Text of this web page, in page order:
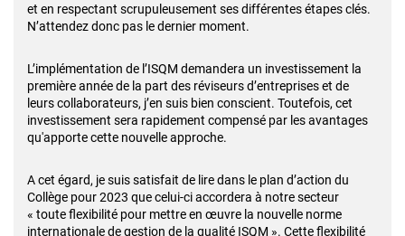
et en respectant scrupuleusement ses différentes étapes clés.
N’attendez donc pas le dernier moment.
L’implémentation de l’ISQM demandera un investissement la
première année de la part des réviseurs d’entreprises et de
leurs collaborateurs, j’en suis bien conscient. Toutefois, cet
investissement sera rapidement compensé par les avantages
qu'apporte cette nouvelle approche.
A cet égard, je suis satisfait de lire dans le plan d’action du
Collège pour 2023 que celui-ci accordera à notre secteur
« toute flexibilité pour mettre en œuvre la nouvelle norme
internationale de gestion de la qualité ISQM ». Cette flexibilité